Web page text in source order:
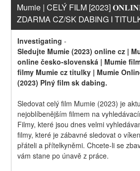
Mumie | CELÝ FILM [2023]
ZDARMA CZ/SK DABING I
Investigating -
Sledujte Mumie (2023) online cz |
online česko-slovenská | Mumie
filmy Mumie cz titulky | Mumie
(2023) Plný film sk dabing.
Sledovat celý film Mumie (2023) je
nejoblíbenějším filmem na
Filmy, které jsou dnes velmi
filmy, které je zábavné sledovat o
přáteli a přítelkyněmi. Chcete-li se
vám stane po únavě z práce.